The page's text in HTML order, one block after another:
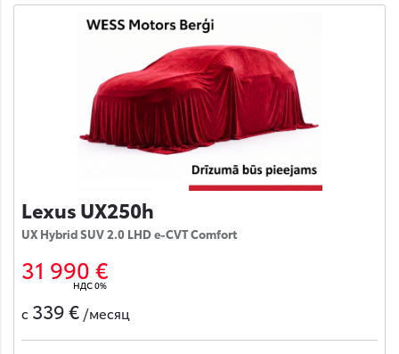
Lexus UX250h
UX Hybrid SUV 2.0 LHD e-CVT Comfort
31 990 €
НДС 0%
с 339 € /месяц